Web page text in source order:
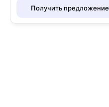
Получить предложение